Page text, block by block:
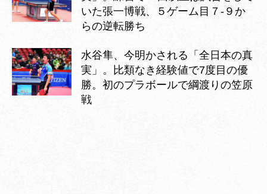
いた張一博戦、５ゲーム目７-９か
らの逆転勝ち
水谷隼、今明かされる「全日本の真
実」。比類なき経験値で7度目の優
勝。初のプラボールで綱渡りの笠原
戦